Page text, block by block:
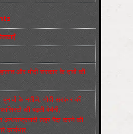
और मोदी सरकार के दावों की
चुनावों के नतीजे, मोदी सरकार की
की बढ़ती बेचैनी,
अन्धराष्ट्रवादी लहर पैदा करने की
कार्यभार